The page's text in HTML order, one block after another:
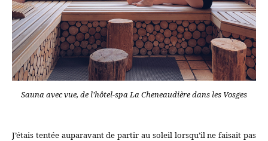
Sauna avec vue, de l’hôtel-spa La Cheneaudière dans les Vosges
J’étais tentée auparavant de partir au soleil lorsqu’il ne faisait pas